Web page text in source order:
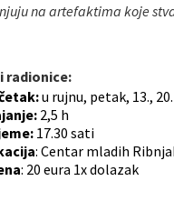
na artefaktima koje
radionice:
u rujnu, petak, 13., 20.
2,5 h
17.30 sati
: Centar mladih
: 20 eura 1x dolazak